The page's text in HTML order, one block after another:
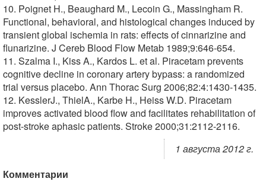
10. Poignet H., Beaughard M., Lecoin G., Massingham R.
Functional, behavioral, and histological changes induced by
transient global ischemia in rats: effects of cinnarizine and
flunarizine. J Cereb Blood Flow Metab 1989;9:646-654.
11. Szalma I., Kiss A., Kardos L. et al. Piracetam prevents
cognitive decline in coronary artery bypass: a randomized
trial versus placebo. Ann Thorac Surg 2006;82:4:1430-1435.
12. KesslerJ., ThielA., Karbe H., Heiss W.D. Piracetam
improves activated blood flow and facilitates rehabilitation of
post-stroke aphasic patients. Stroke 2000;31:2112-2116.
1 августа 2012 г.
Комментарии